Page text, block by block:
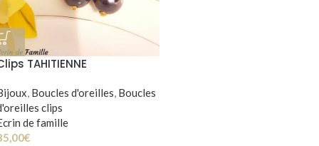
TAHITIENNE
, Boucles d'oreilles, Boucles
clips
de famille
€